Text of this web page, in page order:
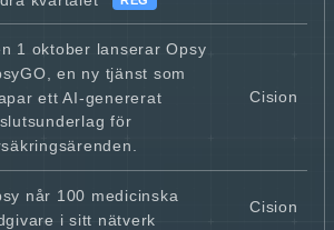
1 oktober lanserar Opsy
en ny tjänst som
ett AI-genererat
för
Cision
når 100 medicinska
i sitt nätverk
Cision